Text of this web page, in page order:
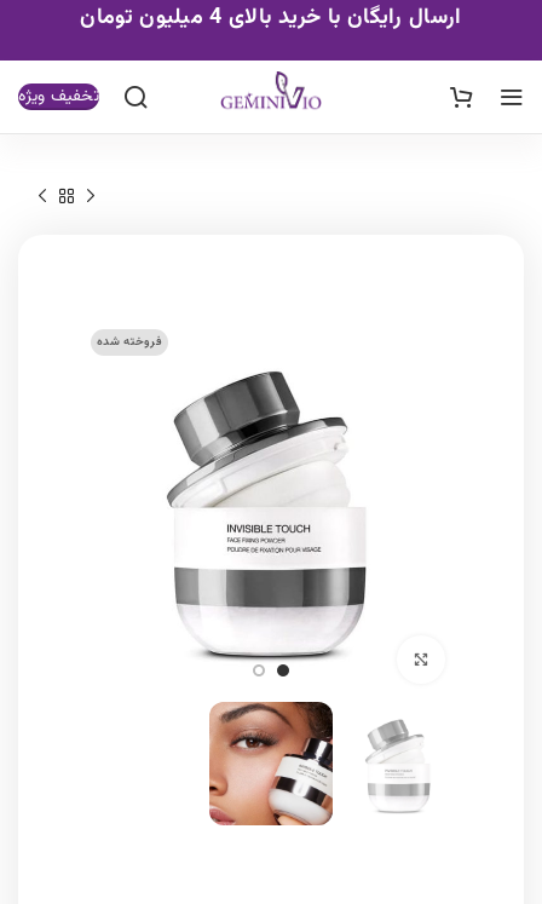
ارسال رایگان با خرید بالای 4 میلیون تومان
تخفیف ویژه
فروخته شده
برای بزرگنمایی کلیک کنید